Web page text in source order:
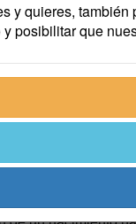
la playa, se le
casas. Todo
atento a que
Las casas
y quieres,
y posibilitar que